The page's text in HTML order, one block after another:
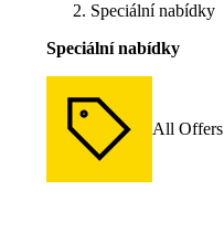
Speciální nabídky
Speciální nabídky
All Offers